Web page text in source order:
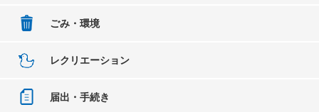
ごみ・環境
レクリエーション
届出・手続き